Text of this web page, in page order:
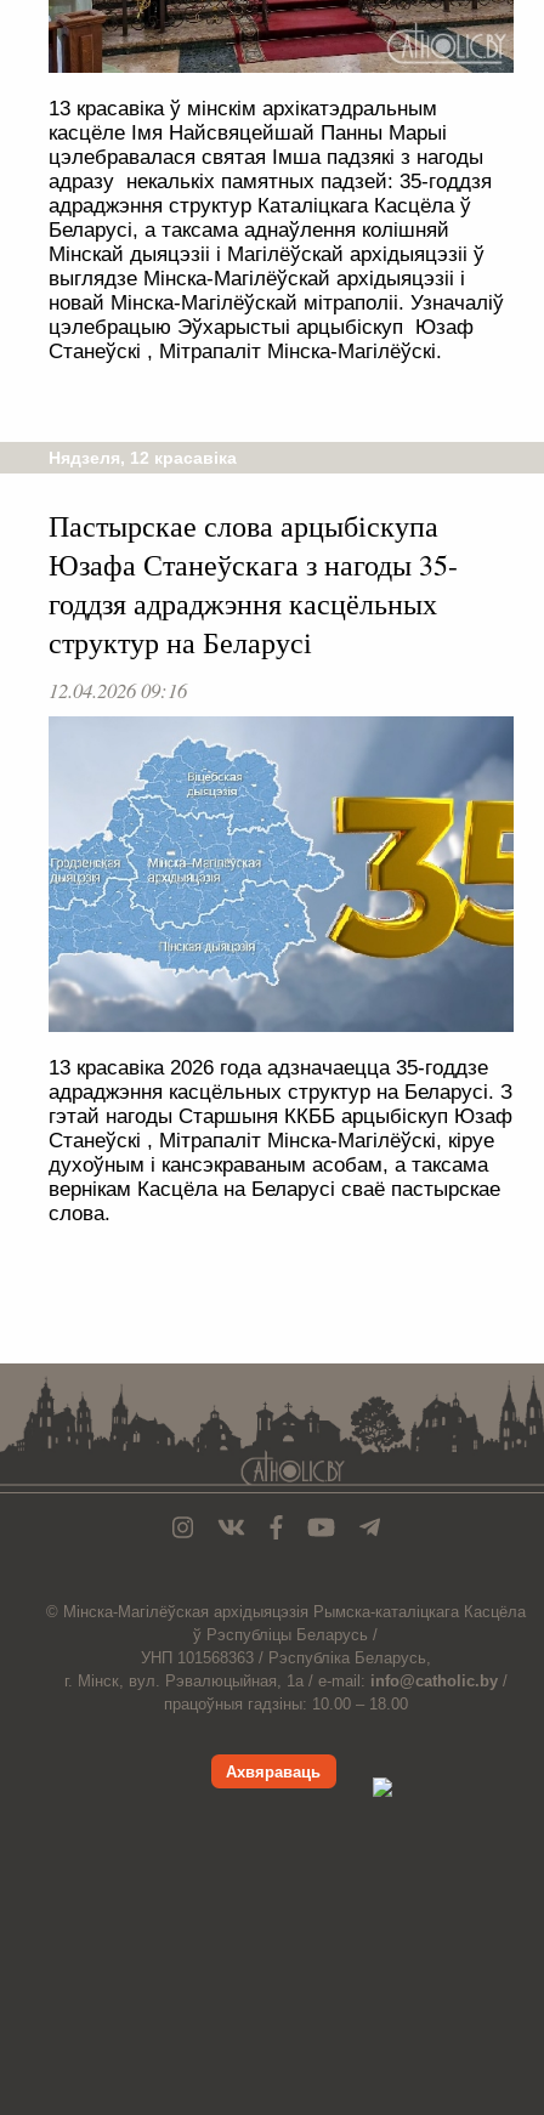
13 красавіка ў мінскім архікатэдральным
касцёле Імя Найсвяцейшай Панны Марыі
цэлебравалася святая Імша падзякі з нагоды
адразу некалькіх памятных падзей: 35-годдзя
адраджэння структур Каталіцкага Касцёла ў
Беларусі, а таксама аднаўлення колішняй
Мінскай дыяцэзіі і Магілёўскай архідыяцэзіі ў
выглядзе Мінска-Магілёўскай архідыяцэзіі і
новай Мінска-Магілёўскай мітраполіі. Узначаліў
цэлебрацыю Эўхарыстыі арцыбіскуп Юзаф
Станеўскі , Мітрапаліт Мінска-Магілёўскі.
Нядзеля, 12 красавіка
Пастырскае слова арцыбіскупа
Юзафа Станеўскага з нагоды 35-
годдзя адраджэння касцёльных
структур на Беларусі
12.04.2026 09:16
13 красавіка 2026 года адзначаецца 35-годдзе
адраджэння касцёльных структур на Беларусі. З
гэтай нагоды Старшыня ККББ арцыбіскуп Юзаф
Станеўскі , Мітрапаліт Мінска-Магілёўскі, кіруе
духоўным і кансэкраваным асобам, а таксама
вернікам Касцёла на Беларусі сваё пастырскае
слова.
© Мiнска-Магiлёўская архiдыяцэзiя Рымска-каталіцкага Касцёла
ў Рэспубліцы Беларусь /
УНП 101568363 / Рэспубліка Беларусь,
г. Мінск, вул. Рэвалюцыйная, 1а / e-mail: info@catholic.by /
працоўныя гадзіны: 10.00 – 18.00
Ахвяраваць